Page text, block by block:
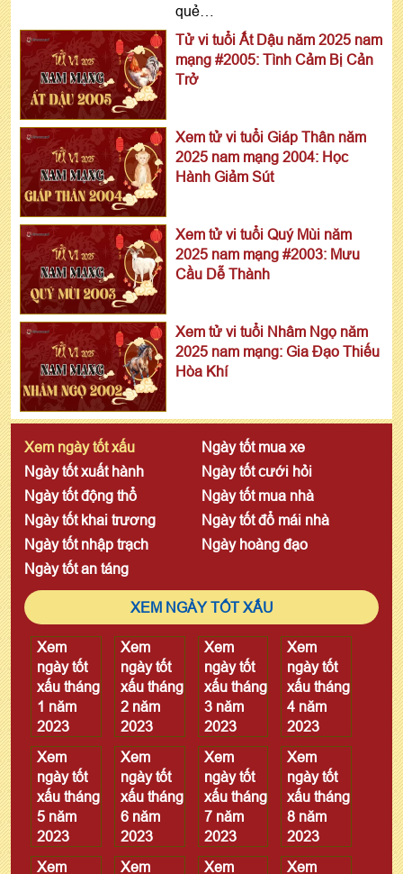
quẻ…
Tử vi tuổi Ất Dậu năm 2025 nam
mạng #2005: Tình Cảm Bị Cản
Trở
Xem tử vi tuổi Giáp Thân năm
2025 nam mạng 2004: Học
Hành Giảm Sút
Xem tử vi tuổi Quý Mùi năm
2025 nam mạng #2003: Mưu
Cầu Dễ Thành
Xem tử vi tuổi Nhâm Ngọ năm
2025 nam mạng: Gia Đạo Thiếu
Hòa Khí
Xem ngày tốt xấu
Ngày tốt mua xe
Ngày tốt xuất hành
Ngày tốt cưới hỏi
Ngày tốt động thổ
Ngày tốt mua nhà
Ngày tốt khai trương
Ngày tốt đổ mái nhà
Ngày tốt nhập trạch
Ngày hoàng đạo
Ngày tốt an táng
XEM NGÀY TỐT XẤU
Xem
ngày tốt
xấu tháng
1 năm
2023
Xem
ngày tốt
xấu tháng
2 năm
2023
Xem
ngày tốt
xấu tháng
3 năm
2023
Xem
ngày tốt
xấu tháng
4 năm
2023
Xem
ngày tốt
xấu tháng
5 năm
2023
Xem
ngày tốt
xấu tháng
6 năm
2023
Xem
ngày tốt
xấu tháng
7 năm
2023
Xem
ngày tốt
xấu tháng
8 năm
2023
Xem
Xem Xem Xem